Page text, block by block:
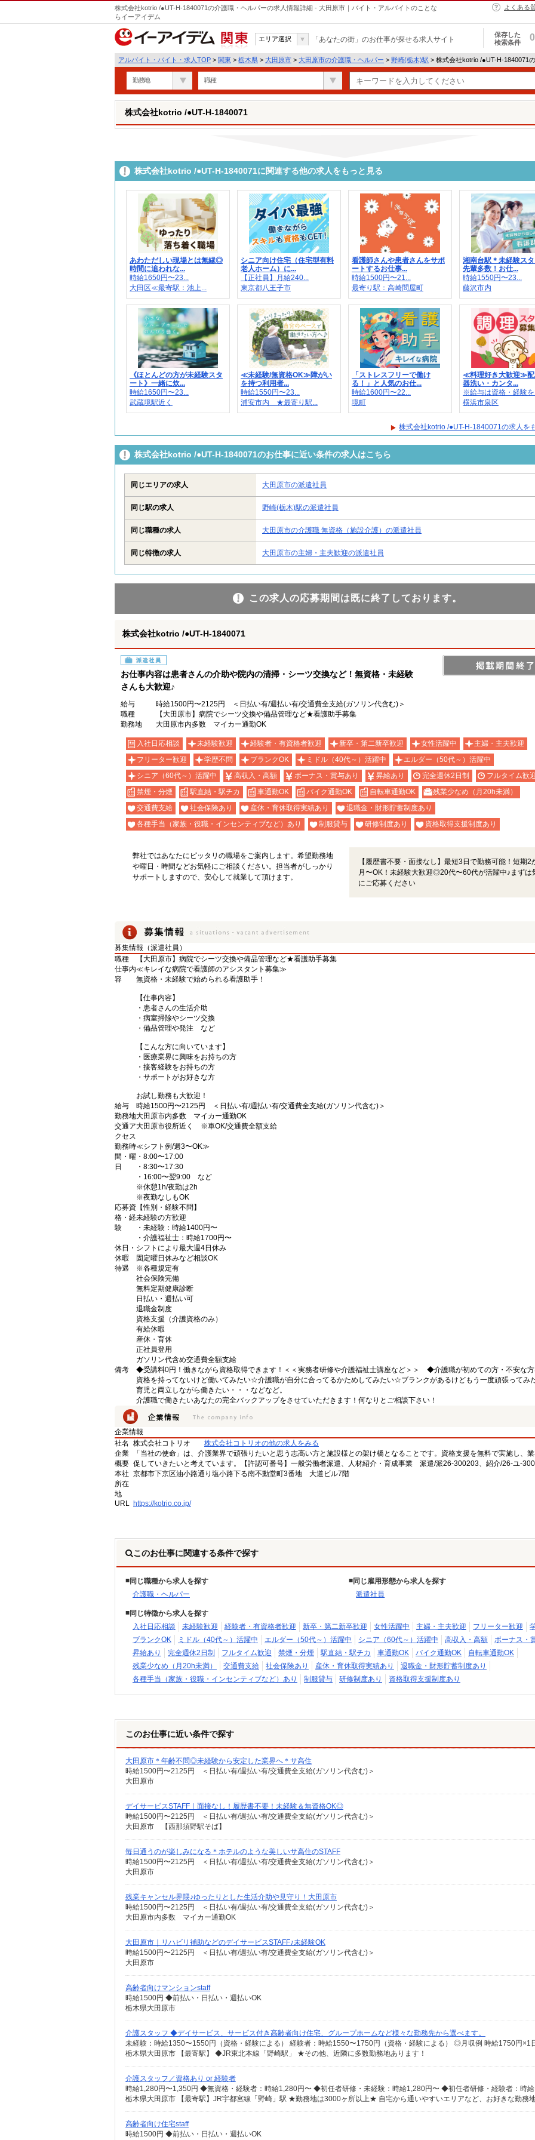
株式会社kotrio /●UT-H-1840071の介護職・ヘルパーの求人情報詳細 - 大田原市｜バイト・アルバイトのことな
らイーアイデム
よくある
関東
エリア選択 「あなたの街」のお仕事が探せる求人サイト
保存した
検索条件
0
アルバイト・バイト・求人TOP > 関東 > 栃木県 > 大田原市 > 大田原市の介護職・ヘルパー > 野崎(栃木)駅 > 株式会社kotrio /●UT-H-1840071
勤務地 職種
株式会社kotrio /●UT-H-1840071
株式会社kotrio /●UT-H-1840071に関連する他の求人をもっと見る
あわただしい現場とは無縁◎
時間に追われな...
時給1650円〜23...
大田区≪最寄駅：池上...
シニア向け住宅（住宅型有料
老人ホーム）に...
【正社員】月給240...
東京都八王子市
看護師さんや患者さんをサポ
ートするお仕事...
時給1500円〜21...
最寄り駅：高崎問屋町
湘南台駅＊未経験ス
先輩多数！お仕...
時給1550円〜23...
藤沢市内
《ほとんどの方が未経験スタ
ート》一緒に炊...
時給1650円〜23...
武蔵境駅近く
≪未経験/無資格OK≫障がい
を持つ利用者...
時給1550円〜23...
浦安市内 ★最寄り駅...
「ストレスフリーで働け
る！」と人気のお仕...
時給1600円〜22...
境町
≪料理好き大歓迎≫配
器洗い・カンタ...
※給与は資格・経験を
横浜市泉区
株式会社kotrio /●UT-H-1840071の求人を
株式会社kotrio /●UT-H-1840071のお仕事に近い条件の求人はこちら
同じエリアの求人 大田原市の派遣社員
同じ駅の求人 野崎(栃木)駅の派遣社員
同じ職種の求人 大田原市の介護職 無資格（施設介護）の派遣社員
同じ特徴の求人 大田原市の主婦・主夫歓迎の派遣社員
この求人の応募期間は既に終了しております。
株式会社kotrio /●UT-H-1840071
派遣社員
お仕事内容は患者さんの介助や院内の清掃・シーツ交換など！無資格・未経験
さんも大歓迎♪
給与
時給1500円〜2125円 ＜日払い有/週払い有/交通費全支給(ガソリン代含む)＞
職種
【大田原市】病院でシーツ交換や備品管理など★看護助手募集
勤務地
大田原市内多数 マイカー通勤OK
入社日応相談 未経験歓迎 経験者・有資格者歓迎 新卒・第二新卒歓迎 女性活躍中
主婦・主夫歓迎
フリーター歓迎
学歴不問 ブランクOK ミドル（40代～）活躍中
エルダー（50代～）活躍中
シニア（60代～）活躍中
高収入・高額 ボーナス・賞与あり 昇給あり 完全週休2日制
フルタイム歓
禁煙・分煙
駅直結・駅チカ 車通勤OK バイク通勤OK 自転車通勤OK
残業少なめ（月20h未満）
交通費支給
社会保険あり 産休・育休取得実績あり
退職金・財形貯蓄制度あり
各種手当（家族・役職・インセンティブなど）あり
制服貸与 研修制度あり 資格取得支援制度あり
弊社ではあなたにピッタリの職場をご案内します。希望勤務地
や曜日・時間などお気軽にご相談ください。担当者がしっかり
サポートしますので、安心して就業して頂けます。
【履歴書不要・面接なし】最短3日で勤務可能！短期2
月〜OK！未経験大歓迎◎20代〜60代が活躍中♪まずは
にご応募ください
募集情報（派遣社員）
職種
【大田原市】病院でシーツ交換や備品管理など★看護助手募集
仕事内
容
≪キレイな病院で看護師のアシスタント募集≫
無資格・未経験で始められる看護助手！
【仕事内容】
・患者さんの生活介助
・病室掃除やシーツ交換
・備品管理や発注 など
【こんな方に向いています】
・医療業界に興味をお持ちの方
・接客経験をお持ちの方
・サポートがお好きな方
お試し勤務も大歓迎！
給与
時給1500円〜2125円 ＜日払い有/週払い有/交通費全支給(ガソリン代含む)＞
勤務地大田原市内多数 マイカー通勤OK
交通ア
クセス
大田原市役所近く ※車OK/交通費全額支給
勤務時
間・曜
日
≪シフト例/週3〜OK≫
・8:00〜17:00
・8:30〜17:30
・16:00〜翌9:00 など
※休憩1h/夜勤は2h
※夜勤なしもOK
応募資
格・経
験
【性別・経験不問】
未経験の方歓迎
・未経験：時給1400円〜
・介護福祉士：時給1700円〜
休日・
休暇
シフトにより最大週4日休み
固定曜日休みなど相談OK
待遇
※各種規定有
社会保険完備
無料定期健康診断
日払い・週払い可
退職金制度
資格支援（介護資格のみ）
有給休暇
産休・育休
正社員登用
ガソリン代含め交通費全額支給
備考
◆受講料0円！働きながら資格取得できます！＜＜実務者研修や介護福祉士講座など＞＞ ◆介護職が初めての方・不安な
資格を持ってないけど働いてみたい☆介護職が自分に合ってるかためしてみたい☆ブランクがあるけどもう一度頑張ってみ
育児と両立しながら働きたい・・・などなど。
介護職で働きたいあなたの完全バックアップをさせていただきます！何なりとご相談下さい！
企業情報
社名
株式会社コトリオ
株式会社コトリオの他の求人をみる
企業
概要
「当社の使命」は、介護業界で頑張りたいと思う志高い方と施設様との架け橋となることです。資格支援を無料で実施し、
促していきたいと考えています。【許認可番号】一般労働者派遣、人材紹介・育成事業 派遣/派26-300203、紹介/26-ユ-
本社
所在
地
京都市下京区油小路通り塩小路下る南不動堂町3番地 大道ビル7階
URL https://kotrio.co.jp/
このお仕事に関連する条件で探す
同じ職種から求人を探す
介護職・ヘルパー
同じ雇用形態から求人を探す
派遣社員
同じ特徴から求人を探す
入社日応相談
未経験歓迎 経験者・有資格者歓迎 新卒・第二新卒歓迎 女性活躍中 主婦・主夫歓迎 フリーター歓迎
ブランクOK
ミドル（40代～）活躍中 エルダー（50代～）活躍中 シニア（60代～）活躍中 高収入・高額
ボーナス・
昇給あり
完全週休2日制 フルタイム歓迎 禁煙・分煙 駅直結・駅チカ 車通勤OK バイク通勤OK
自転車通勤OK
残業少なめ（月20h未満）
交通費支給 社会保険あり 産休・育休取得実績あり
退職金・財形貯蓄制度あり
各種手当（家族・役職・インセンティブなど）あり
制服貸与 研修制度あり 資格取得支援制度あり
このお仕事に近い条件で探す
大田原市＊年齢不問◎未経験から安定した業界へ＊サ高住
時給1500円〜2125円 ＜日払い有/週払い有/交通費全支給(ガソリン代含む)＞
大田原市
デイサービスSTAFF｜面接なし！履歴書不要！未経験＆無資格OK◎
時給1500円〜2125円 ＜日払い有/週払い有/交通費全支給(ガソリン代含む)＞
大田原市 【西那須野駅そば】
毎日通うのが楽しみになる＊ホテルのような美しいサ高住のSTAFF
時給1500円〜2125円 ＜日払い有/週払い有/交通費全支給(ガソリン代含む)＞
大田原市
残業キャンセル界隈♪ゆったりとした生活介助や見守り！大田原市
時給1500円〜2125円 ＜日払い有/週払い有/交通費全支給(ガソリン代含む)＞
大田原市内多数 マイカー通勤OK
大田原市｜リハビリ補助などのデイサービスSTAFF♪未経験OK
時給1500円〜2125円 ＜日払い有/週払い有/交通費全支給(ガソリン代含む)＞
大田原市
高齢者向けマンションstaff
時給1500円 ◆前払い・日払い・週払いOK
栃木県大田原市
介護スタッフ ◆デイサービス、サービス付き高齢者向け住宅、グループホームなど様々な勤務先から選べます。
栃木県大田原市 【最寄駅】 ◆JR東北本線「野崎駅」 ★その他、近隣に多数勤務地あります！
介護スタッフ／資格あり or 経験者
高齢者向け住宅staff
時給1500円 ◆前払い・日払い・週払いOK